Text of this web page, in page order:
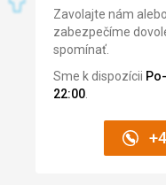
Zavolajte nám
zabezpečíme
spomínať.
Sme k dispozícii
22:00